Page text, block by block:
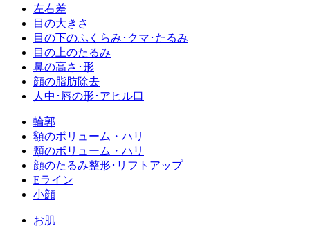
左右差
目の大きさ
目の下のふくらみ･クマ･たるみ
目の上のたるみ
鼻の高さ･形
顔の脂肪除去
人中･唇の形･アヒル口
輪郭
額のボリューム・ハリ
頬のボリューム・ハリ
顔のたるみ整形･リフトアップ
Eライン
小顔
お肌